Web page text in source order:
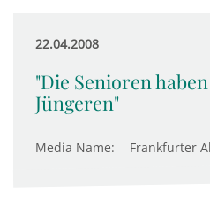
22.04.2008
"Die Senioren
Jüngeren"
Media Name: Frankfurter